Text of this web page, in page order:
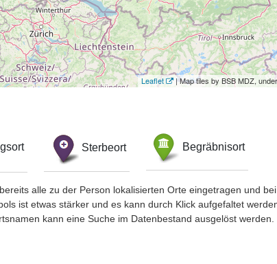
Leaflet | Map tiles by BSB MDZ,
Sterbeort Begräbnisort
alle zu der Person lokalisierten Orte eingetragen und
ist etwas stärker und es kann durch Klick aufgefaltet
kann eine Suche im Datenbestand ausgelöst werden.